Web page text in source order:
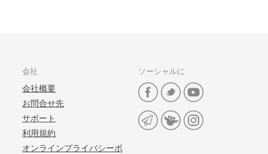
会社
会社概要
お問合せ先
サポート
利用規約
オンラインプライバシーポ
ソーシャルに